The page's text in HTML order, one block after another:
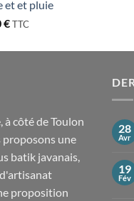
et et pluie
€TTC
à côté de Toulon
proposons une
batik javanais,
proposition
28
Avr
19
Fév